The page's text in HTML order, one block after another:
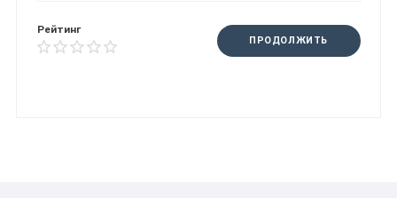
Рейтинг
ПРОДОЛЖИТЬ